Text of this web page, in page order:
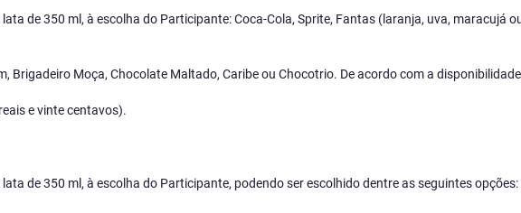
de 350 ml, à escolha do Participante: Coca-Cola, Sprite, Fantas (laranja, uva, maracujá
Brigadeiro Moça, Chocolate Maltado, Caribe ou Chocotrio. De acordo com a
e vinte centavos).
de 350 ml, à escolha do Participante, podendo ser escolhido dentre as seguintes